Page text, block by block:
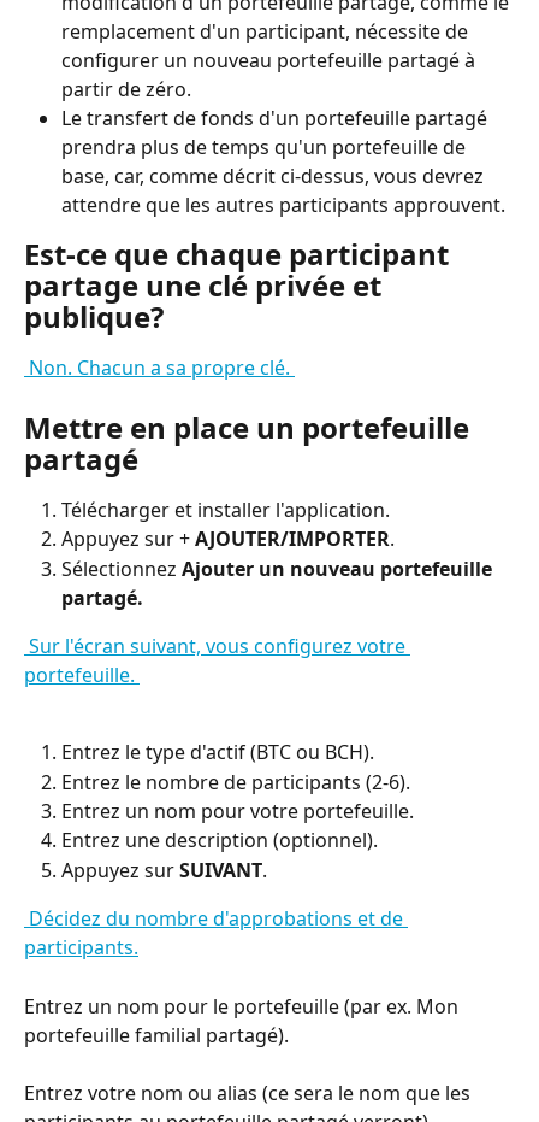
remplacement d'un participant, nécessite de
configurer un nouveau portefeuille partagé à
partir de zéro.
Le transfert de fonds d'un portefeuille partagé
prendra plus de temps qu'un portefeuille de
base, car, comme décrit ci-dessus, vous devrez
attendre que les autres participants approuvent.
Est-ce que chaque participant
partage une clé privée et
publique?
Non. Chacun a sa propre clé.
Mettre en place un portefeuille
partagé
Télécharger et installer l'application.
Appuyez sur + AJOUTER/IMPORTER.
Sélectionnez Ajouter un nouveau portefeuille
partagé.
portefeuille.
Entrez le type d'actif (BTC ou BCH).
Entrez le nombre de participants (2-6).
Entrez un nom pour votre portefeuille.
Entrez une description (optionnel).
Appuyez sur SUIVANT.
participants.
Entrez un nom pour le portefeuille (par ex. Mon
portefeuille familial partagé).
Entrez votre nom ou alias (ce sera le nom que les